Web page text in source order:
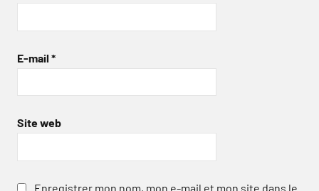
E-mail *
Site web
Enregistrer mon nom, mon e-mail et mon site dans le